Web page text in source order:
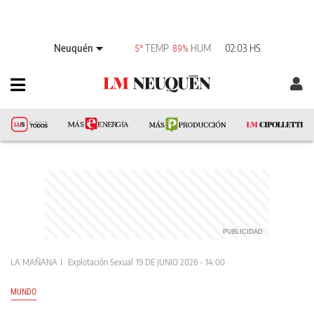
Neuquén 5° TEMP 89% HUM 02:03 HS
LA MAÑANA Explotación Sexual 19 DE JUNIO 2026 - 14:00
MUNDO